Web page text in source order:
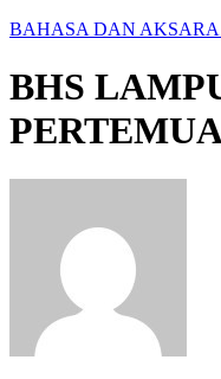
BAHASA DAN
BHS